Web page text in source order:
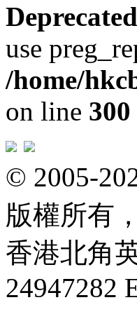
Deprecated
use
/home/
on line 300
© 2005-
版權所有
香港北角
24947282